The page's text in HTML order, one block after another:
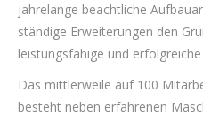
jahrelange beachtliche
ständige Erweiterungen den
leistungsfähige und
Das mittlerweile auf 100
besteht neben erfahrenen